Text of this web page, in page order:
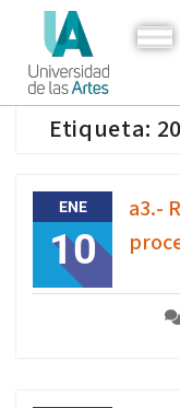
Etiqueta:
ENE
10
a3.-